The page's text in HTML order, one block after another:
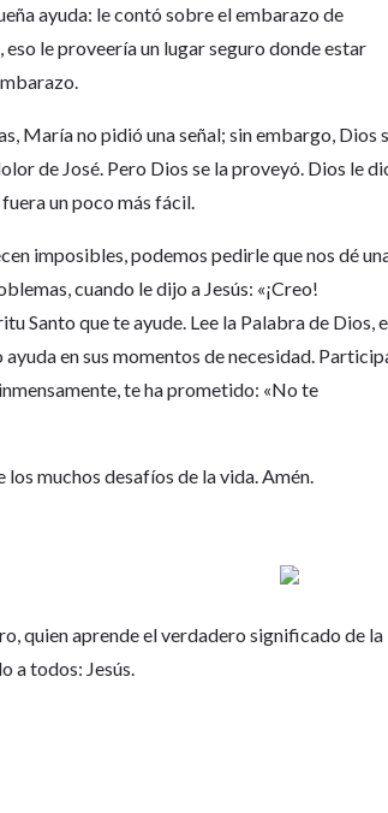
ayuda: le contó sobre el embarazo de
le proveería un lugar seguro donde estar
María no pidió una señal; sin embargo, Dios
de José. Pero Dios se la proveyó. Dios le
un poco más fácil.
imposibles, podemos pedirle que nos dé
cuando le dijo a Jesús: «¡Creo!
Santo que te ayude. Lee la Palabra de Dios,
en sus momentos de necesidad.
te ha prometido: «No te
muchos desafíos de la vida. Amén.
quien aprende el verdadero significado de la
a todos: Jesús.